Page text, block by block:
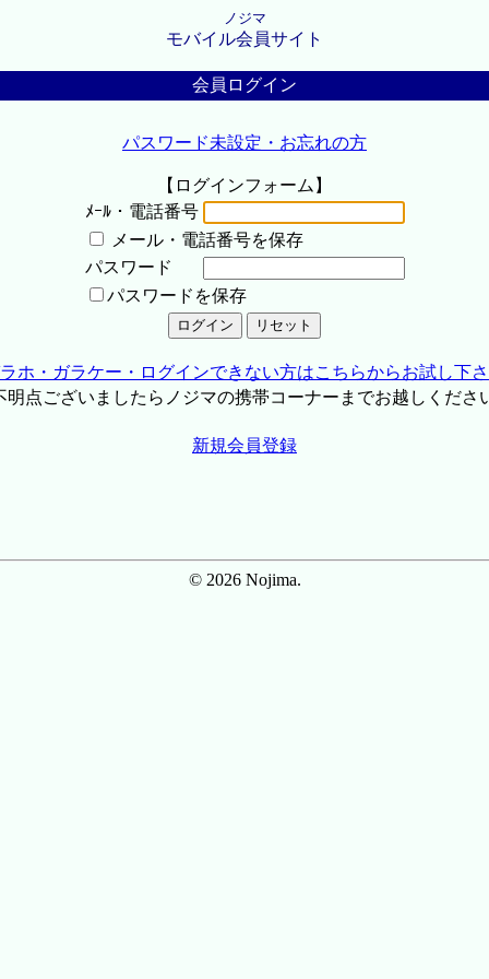
ノジマ
モバイル会員サイト
会員ログイン
パスワード未設定・お忘れの方
【ログインフォーム】
ﾒｰﾙ・電話番号
メール・電話番号を保存
パスワード
パスワードを保存
ホ・ガラケー・ログインできない方はこちらからお試し下
点ございましたらノジマの携帯コーナーまでお越しくださ
新規会員登録
© 2026 Nojima.